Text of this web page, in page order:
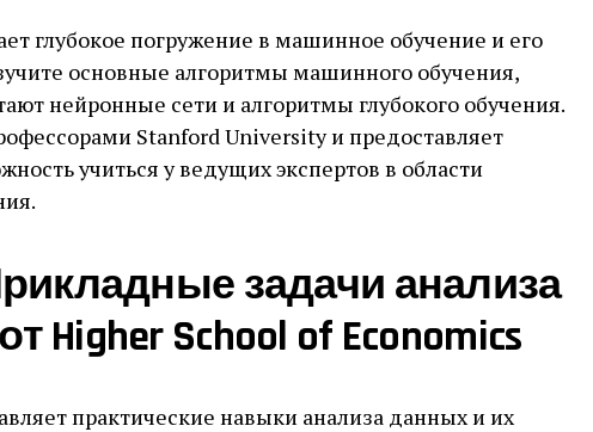
глубокое погружение в машинное обучение и его
основные алгоритмы машинного обучения,
нейронные сети и алгоритмы глубокого обучения.
Stanford University и предоставляет
учиться у ведущих экспертов в области
задачи анализа
Higher School of Economics
практические навыки анализа данных и их